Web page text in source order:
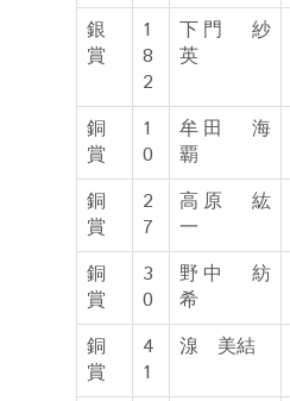
銀
賞
1
8
2
下門 紗
英
銅
賞
1
0
牟田 海
覇
銅
賞
2
7
高原 紘
一
銅
賞
3
0
野中 紡
希
銅
賞
4
1
湶 美結